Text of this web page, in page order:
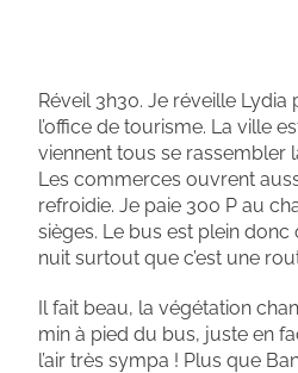
Réveil 3h30. Je réveille
l’office de tourisme. La ville
viennent tous se rassembler
Les commerces ouvrent
refroidie. Je paie 300 P au
sièges. Le bus est plein donc
nuit surtout que c’est une
Il fait beau, la végétation
min à pied du bus, juste en
l’air très sympa ! Plus que